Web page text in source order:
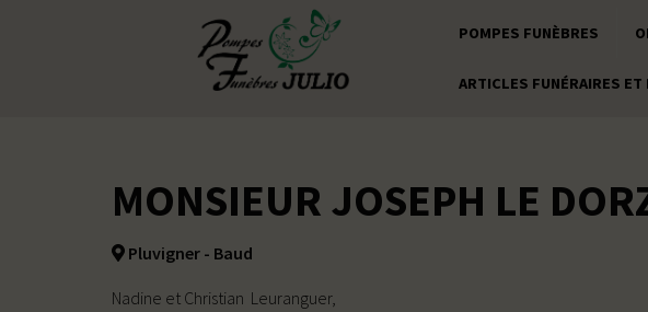
POMPES FUNÈBRES
ARTICLES FUNÉRAIRES ET
MONSIEUR JOSEPH LE
Pluvigner - Baud
Nadine et Christian Leuranguer,